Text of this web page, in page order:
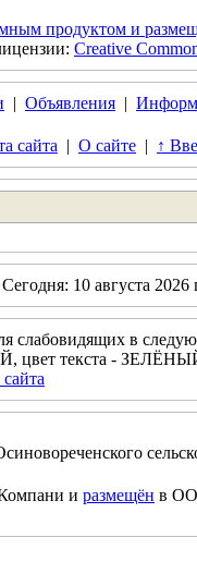
продуктом и
Creative
| Объявления |
сайта | О сайте | ↑
10 августа
слабовидящих в
текста -
и размещён в